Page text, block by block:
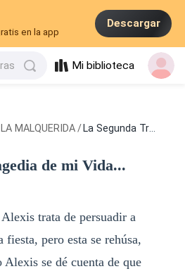
en la app
Descargar
Mi biblioteca
LA MALQUERIDA / La Segunda Tragedia de mi Vida...
de mi Vida...
trata de persuadir a
pero esta se rehúsa,
Alexis se dé cuenta de que